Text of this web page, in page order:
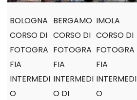
BOLOGNA
CORSO DI
FOTOGRA
FIA
INTERMEDI
O
BERGAMO
CORSO DI
FOTOGRA
FIA
INTERMEDI
O DI
IMOLA
CORSO DI
FOTOGRA
FIA
INTERMEDI
O